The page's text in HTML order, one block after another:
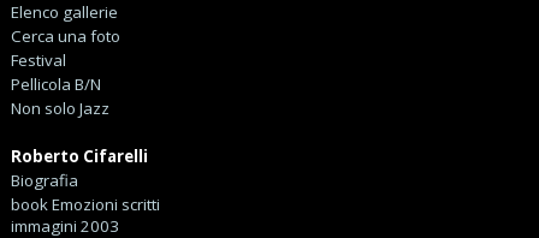
Elenco gallerie
Cerca una foto
Festival
Pellicola B/N
Non solo Jazz
Roberto Cifarelli
Biografia
book Emozioni scritti
immagini 2003